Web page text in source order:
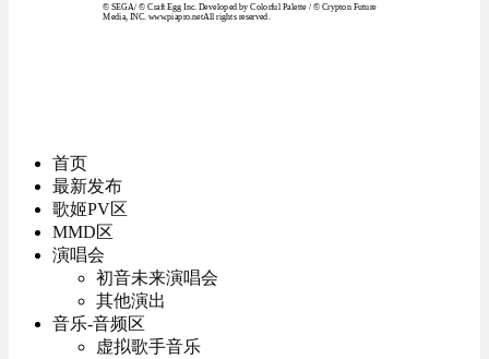
© SEGA / © Craft Egg Inc. Developed by Colorful Palette / © Crypton Future
Media, INC. www.piapro.netAll rights reserved.
首页
最新发布
歌姬PV区
MMD区
演唱会
初音未来演唱会
其他演出
音乐-音频区
虚拟歌手音乐